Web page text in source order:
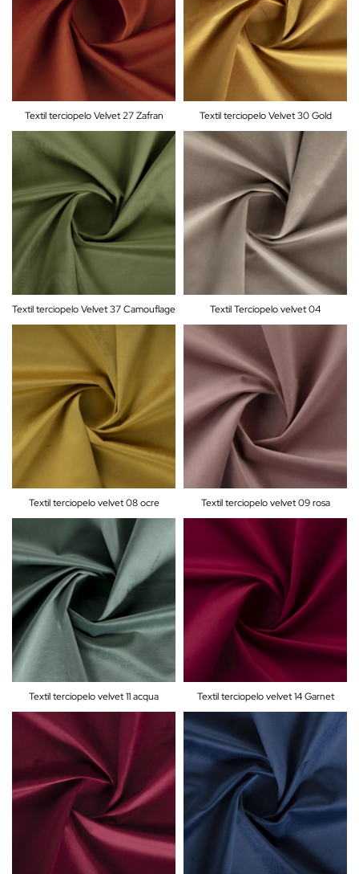
Textil terciopelo Velvet 27 Zafran Textil terciopelo Velvet 30 Gold
Textil terciopelo Velvet 37 Camouflage Textil Terciopelo velvet 04
Textil terciopelo velvet 08 ocre Textil terciopelo velvet 09 rosa
Textil terciopelo velvet 11 acqua Textil terciopelo velvet 14 Garnet